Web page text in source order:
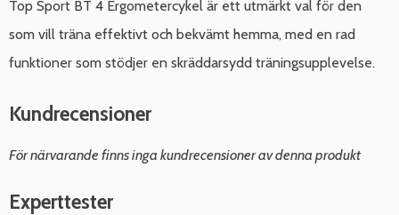
Top Sport BT 4 Ergometercykel är ett utmärkt val för den
som vill träna effektivt och bekvämt hemma, med en rad
funktioner som stödjer en skräddarsydd träningsupplevelse.
Kundrecensioner
För närvarande finns inga kundrecensioner av denna produkt
Experttester